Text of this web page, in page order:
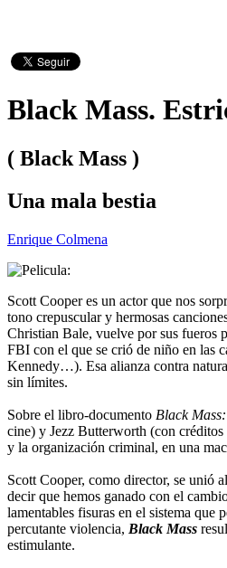
Black Mass.
( Black Mass )
Una mala bestia
Enrique Colmena
Scott Cooper es un actor que nos
tono crepuscular y hermosas
Christian Bale, vuelve por sus fueros
FBI con el que se crió de niño en las
Kennedy…). Esa alianza contra
sin límites.
Sobre el libro-documento Black
cine) y Jezz Butterworth (con créditos
y la organización criminal, en una
Scott Cooper, como director, se unió
decir que hemos ganado con el
lamentables fisuras en el sistema
percutante violencia, Black Mass
estimulante.